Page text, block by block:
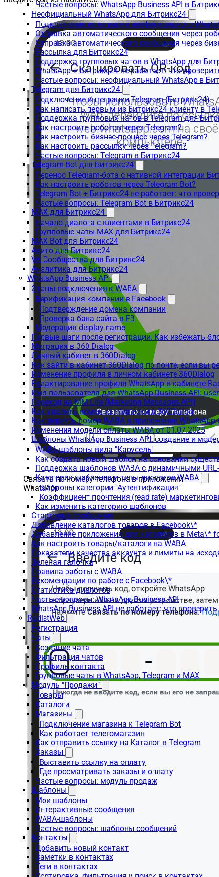
Частые вопросы: WhatsApp Business API в
Неофициальный WhatsApp для Битрикс24
Подключение интеграции неофициального
Отправка автоматического сообщения через
Отправка автоматического сообщения через
Рассылка для Битрикс24
Поддержка групповых чатов в WhatsApp для
WhatsApp + Битрикс24 не работает: что
Частые вопросы: неофициальный WhatsApp в
Telegram для Битрикс24
Подключение интеграции Telegram (Битрикс24)
Как написать первым из Битрикс24 клиенту в
Поддержка групповых чатов в Telegram для
Как настроить роботов через Telegram?
Как настроить бизнес-процесс через Telegram?
Как настроить рассылку через Telegram?
Частые вопросы: Telegram в Битрикс24
Telegram Bot для Битрикс24
Перенос Telegram-бота с нативной интеграции
Как настроить роботов через Telegram Bot?
Telegram Bot + Битрикс24 не работает: что
Частые вопросы: Telegram Bot в Битрикс24
MAX для Битрикс24
Начало диалога с клиентами в Битрикс24
Групповые чаты MAX для Битрикс24
MAX Bot для Битрикс24
Авито для Битрикс24
VK Сообщества для Битрикс24
Аналитика для Битрикс24
WhatsApp Business API
Этапы подключения к WABA
Верификация компании в Facebook
Подтверждение домена компании
Проверка бана сайта в FB
Модерация display name
Первые шаги после регистрации. Как избежать
Миграция в 360 Dialog
Личный кабинет в 360Dialog
Как зайти в кабинет 360Dialog по почте, если вы
Изменение профиля в личном кабинете 360Dialog
Редактирование профиля WhatsApp в кабинете
Имя пользователя для WhatsApp Business API:
Переход на MM Lite (Marketing Messages API)
Как удалить номер из подписки в 360Dialog
Как вернуть номер WABA в приложение WhatsApp
Изменения модели оплаты WABA от 01.07.2025
Шаблоны WhatsApp Business API: создание и
WABA-шаблоны вида "Карусель"
Как создать новый шаблон на основании
Поддержка шаблонов WABA с динамичными
Категории шаблонов и типы диалогов WABA
Шаблоны категории "Аутентификация"
Коэффициент прочтения (read rate)
Как изменить категорию шаблонов
Стартовые сообщения
Добавление каталогов товаров в Facebook\*
Добавление приложения для каталогов в Meta\*
Как настроить товары/каталоги на WABA
Показатели качества аккаунта и лимиты на
Зеленая галочка
Правила работы с WABA
Рекомендации по работе с Facebook\*
Статистика диалогов
Частые вопросы: WhatsApp Business API
WhatsApp Business API не работает: что проверить
RadistWeb
Регистрация
Чаты
Создание чата
Фильтрация чатов
Профиль контакта
Групповые чаты в WhatsApp, Telegram и MAX
Модуль "Продажи"
Товары
Каталоги
Магазины
Подключение магазина к Telegram Bot
Как работает телегомагазин
Как отправить ссылку на Каталог в Telegram
Заказы
Выставить ссылку на оплату
Где просматривать заказы и оплату
Частые вопросы: модуль продаж
Шаблоны
Мои шаблоны
Интерактивные сообщения
WABA-шаблоны
Частые вопросы: шаблоны сообщений
Контакты
Добавить новый контакт
Заметки в контактах
Теги в контактах
Связать по номеру телефона в приложении
WhatsApp